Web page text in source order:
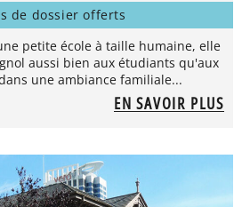
de dossier offerts
petite école à taille humaine, elle
aussi bien aux étudiants qu'aux
une ambiance familiale...
EN SAVOIR PLUS